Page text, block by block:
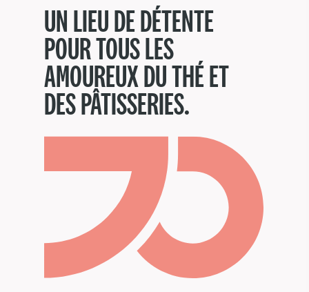
UN LIEU DE DÉTENTE
POUR TOUS LES
AMOUREUX DU THÉ ET
DES PÂTISSERIES.